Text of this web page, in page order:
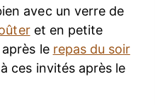
avec un verre de
et en petite
le repas du soir
ces invités après le